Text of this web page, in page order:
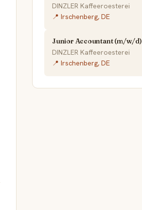
DINZLER Kaffeeroesterei
📍 Irschenberg, DE
Junior Accountant (m/w/d)
DINZLER Kaffeeroesterei
📍 Irschenberg, DE